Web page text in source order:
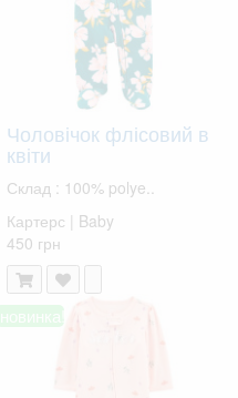
Чоловічок флісовий в
квіти
Склад : 100% polye..
Картерс | Baby
450 грн
новинка!